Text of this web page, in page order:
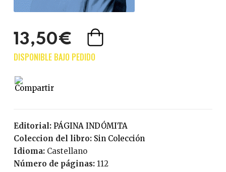
13,50€
Editorial:
PÁGINA INDÓMITA
Coleccion del libro:
Sin Colección
Idioma:
Castellano
Número de páginas: 112